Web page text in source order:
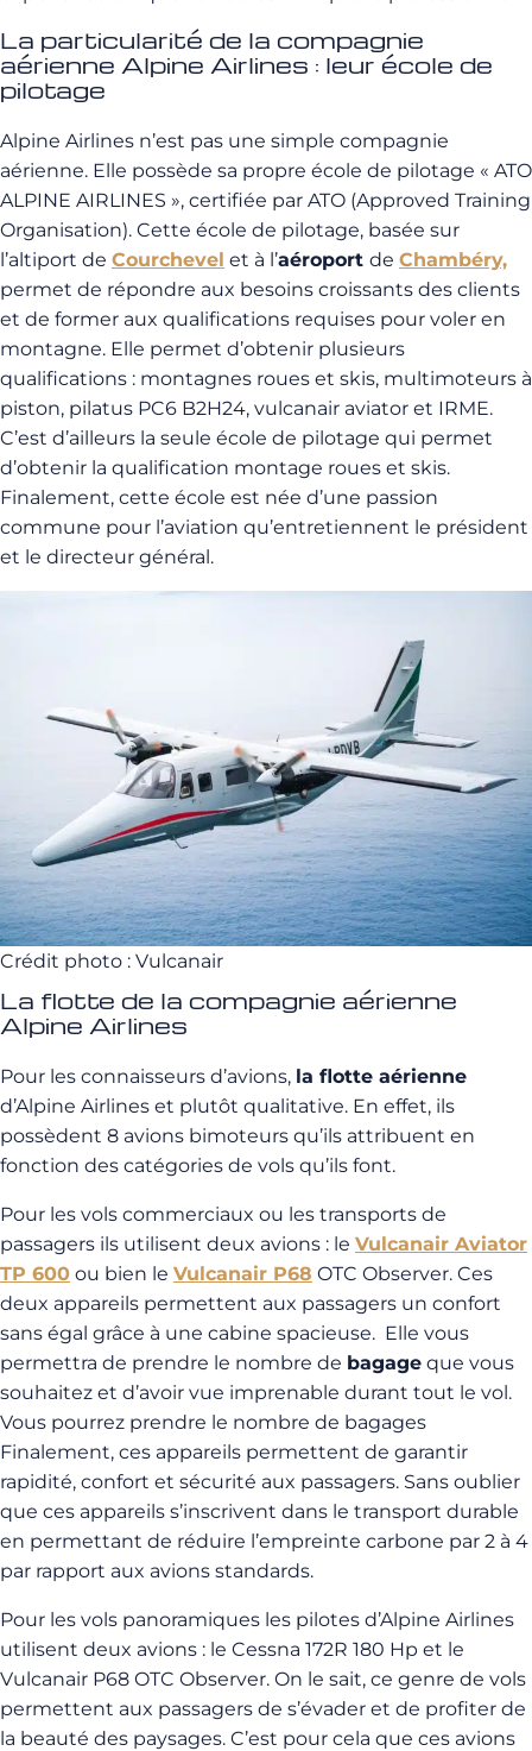
La particularité de la compagnie
aérienne Alpine Airlines : leur école de
pilotage
Alpine Airlines n’est pas une simple compagnie
aérienne. Elle possède sa propre école de pilotage « ATO
ALPINE AIRLINES », certifiée par ATO (Approved Training
Organisation). Cette école de pilotage, basée sur
l’altiport de Courchevel et à l’aéroport de Chambéry,
permet de répondre aux besoins croissants des clients
et de former aux qualifications requises pour voler en
montagne. Elle permet d’obtenir plusieurs
qualifications : montagnes roues et skis, multimoteurs à
piston, pilatus PC6 B2H24, vulcanair aviator et IRME.
C’est d’ailleurs la seule école de pilotage qui permet
d’obtenir la qualification montage roues et skis.
Finalement, cette école est née d’une passion
commune pour l’aviation qu’entretiennent le président
et le directeur général.
Crédit photo : Vulcanair
La flotte de la compagnie aérienne
Alpine Airlines
Pour les connaisseurs d’avions, la flotte aérienne
d’Alpine Airlines et plutôt qualitative. En effet, ils
possèdent 8 avions bimoteurs qu’ils attribuent en
fonction des catégories de vols qu’ils font.
Pour les vols commerciaux ou les transports de
passagers ils utilisent deux avions : le Vulcanair Aviator
TP 600 ou bien le Vulcanair P68 OTC Observer. Ces
deux appareils permettent aux passagers un confort
sans égal grâce à une cabine spacieuse. Elle vous
permettra de prendre le nombre de bagage que vous
souhaitez et d’avoir vue imprenable durant tout le vol.
Vous pourrez prendre le nombre de bagages
Finalement, ces appareils permettent de garantir
rapidité, confort et sécurité aux passagers. Sans oublier
que ces appareils s’inscrivent dans le transport durable
en permettant de réduire l’empreinte carbone par 2 à 4
par rapport aux avions standards.
Pour les vols panoramiques les pilotes d’Alpine Airlines
utilisent deux avions : le Cessna 172R 180 Hp et le
Vulcanair P68 OTC Observer. On le sait, ce genre de vols
permettent aux passagers de s’évader et de profiter de
la beauté des paysages. C’est pour cela que ces avions